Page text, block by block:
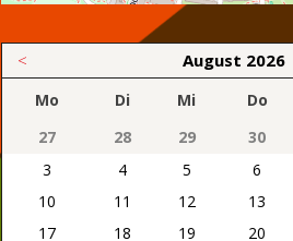
< August 2026
Mo Di Mi Do
27
28 29 30
3
4 5 6
10
11 12 13
17
18 19 20